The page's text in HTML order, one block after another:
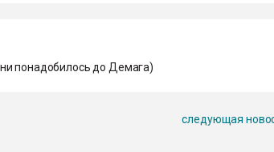
понадобилось до Демага)
следующая